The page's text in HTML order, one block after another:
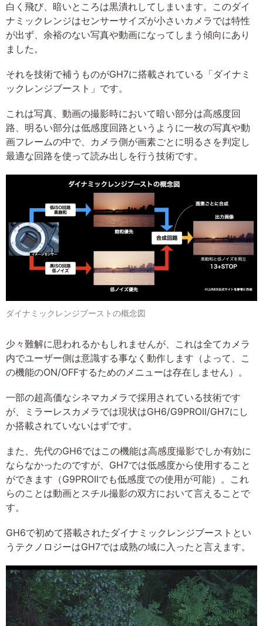
白く飛び、暗いところは黒潰れしてしまいます。このダイ
ナミックレンジはセンサーサイズが小さいカメラでは特性
が出ず、余裕のない写真や動画になってしまう傾向にあり
ました。
それを技術で補うものがGH7に搭載されている「ダイナミ
ックレンジブースト」です。
これは写真、動画の撮影時において暗い部分は高感度回
路、明るい部分は低感度回路というように一枚の写真や動
画フレームの中で、カメラ側が画素ごとに明るさを判定し
最適な回路を使って読み出しを行う技術です。
ダイナミックレンジブーストの概念図
少々難解に思われるかもしれませんが、これは全てカメラ
内でユーザー側は意識する事なく動作します（よって、こ
の機能のON/OFFするためのメニューは存在しません）。
一部の超高価なシネマカメラで採用されている技術です
が、ミラーレスカメラでは現状はGH6/G9PROII/GH7にし
か搭載されていないはずです。
また、先代のGH6ではこの機能は高感度撮影でしか有効に
ならなかったのですが、GH7では低感度から使用すること
ができます（G9PROIIでも低感度での使用が可能）。これ
らのことは動画とスチル撮影の双方において言えることで
す。
GH6で初めて搭載されたダイナミックレンジブーストとい
うテクノロジーはGH7では成熟の域に入ったと言えます。